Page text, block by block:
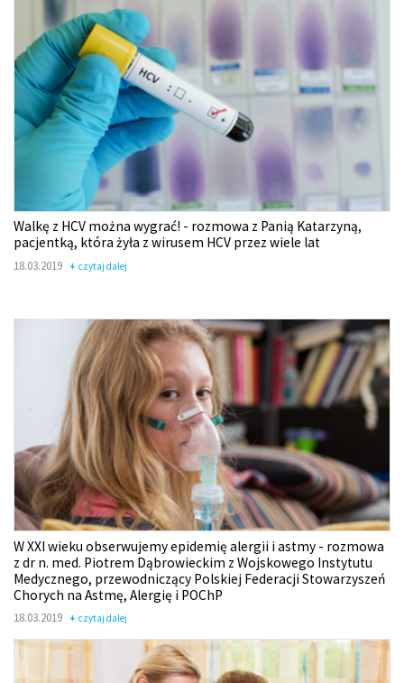
Walkę z HCV można wygrać! - rozmowa z Panią Katarzyną,
pacjentką, która żyła z wirusem HCV przez wiele lat
18.03.2019 czytaj dalej
W XXI wieku obserwujemy epidemię alergii i astmy - rozmowa
z dr n. med. Piotrem Dąbrowieckim z Wojskowego Instytutu
Medycznego, przewodniczący Polskiej Federacji Stowarzyszeń
Chorych na Astmę, Alergię i POChP
18.03.2019 czytaj dalej